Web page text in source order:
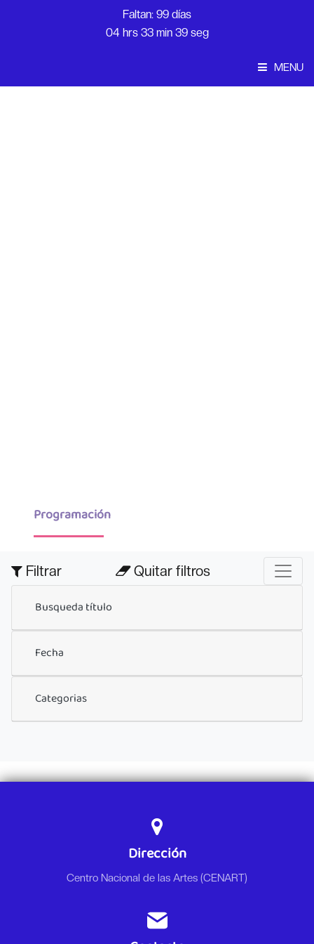
Faltan: 99 días
04 hrs 33 min 39 seg
MENU
Programación
Filtrar Quitar filtros
Busqueda título
Fecha
Categorias
Dirección
Centro Nacional de las Artes (CENART)